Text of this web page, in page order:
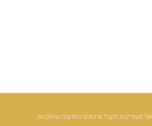
אני מעוניין/ת לקבל עדכונים והודעות שיווקיות.